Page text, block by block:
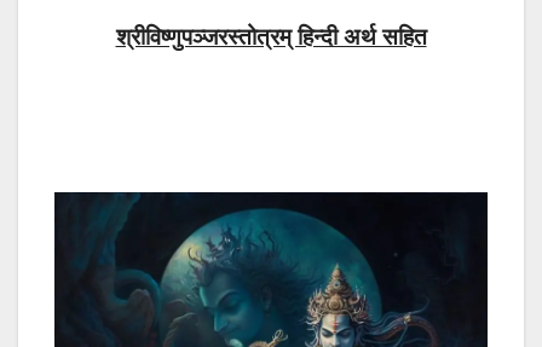
श्रीविष्णुपञ्जरस्तोत्रम् हिन्दी अर्थ सहित